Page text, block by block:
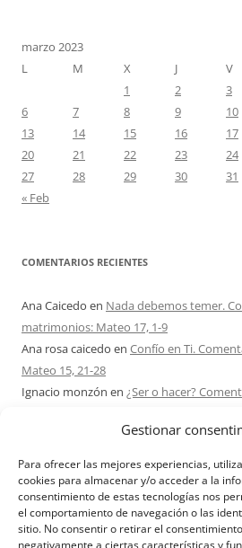
Gestionar
Para ofrecer las mejores experiencias,
cookies para almacenar y/o acceder a la
consentimiento de estas tecnologías nos
el comportamiento de navegación o las
sitio. No consentir o retirar el
negativamente a ciertas características y
marzo 2023
L
M X J V
1
2 3
6
7 8 9 10
13
14 15 16 17
20
21 22 23 24
27
28 29 30
31
« Feb
COMENTARIOS RECIENTES
Ana Caicedo en Nada debemos temer.
matrimonios: Mateo 17, 1-9
Ana rosa caicedo en Confío en Ti.
Mateo 15, 21-28
Ignacio monzón en ¿Ser o hacer?
Maria Asuncion Herrero Mendezen¿Ser
Matrimonios: Mateo 15, 1-2. 10-14
Sandra Karina SolomitaenRETIRO
7 – 9 AGOSTO 2026